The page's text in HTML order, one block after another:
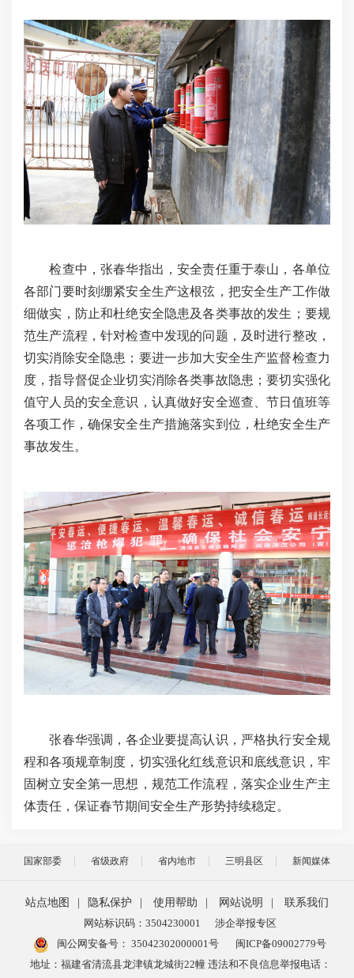
检查中，张春华指出，安全责任重于泰山，各单位
各部门要时刻绷紧安全生产这根弦，把安全生产工作做
细做实，防止和杜绝安全隐患及各类事故的发生；要规
范生产流程，针对检查中发现的问题，及时进行整改，
切实消除安全隐患；要进一步加大安全生产监督检查力
度，指导督促企业切实消除各类事故隐患；要切实强化
值守人员的安全意识，认真做好安全巡查、节日值班等
各项工作，确保安全生产措施落实到位，杜绝安全生产
事故发生。
张春华强调，各企业要提高认识，严格执行安全规
程和各项规章制度，切实强化红线意识和底线意识，牢
固树立安全第一思想，规范工作流程，落实企业生产主
体责任，保证春节期间安全生产形势持续稳定。
国家部委 省级政府 省内地市 三明县区 新闻媒体
站点地图 隐私保护 使用帮助 网站说明
联系我们
网站标识码：3504230001
涉企举报专区
闽公网安备号： 35042302000001号
闽ICP备09002779号
地址：福建省清流县龙津镇龙城街22幢 违法和不良信息举报电话：